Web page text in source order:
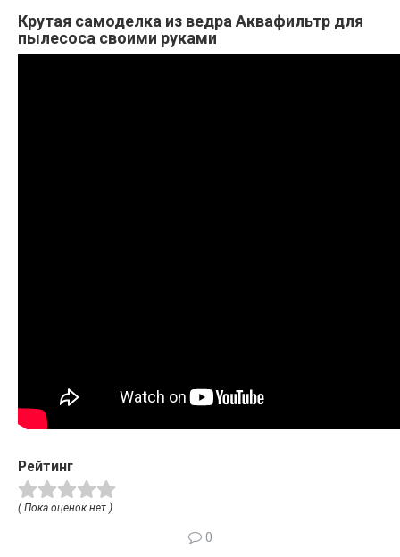
Крутая самоделка из ведра Аквафильтр для
пылесоса своими руками
Рейтинг
( Пока оценок нет )
0